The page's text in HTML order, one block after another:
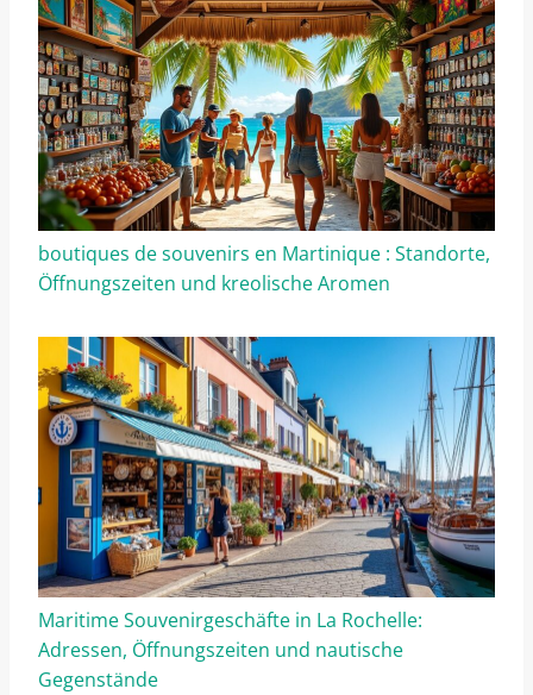
boutiques de souvenirs en Martinique : Standorte,
Öffnungszeiten und kreolische Aromen
Maritime Souvenirgeschäfte in La Rochelle:
Adressen, Öffnungszeiten und nautische
Gegenstände